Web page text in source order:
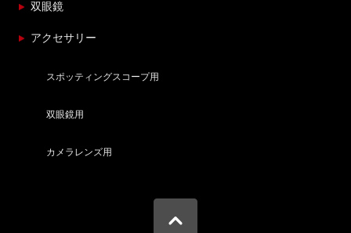
双眼鏡
アクセサリー
スポッティングスコープ用
双眼鏡用
カメラレンズ用